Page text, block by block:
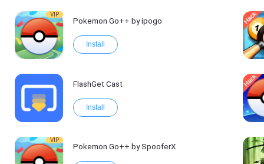
VIP
Pokemon Go++ by ipogo
Install
FlashGet Cast
Install
VIP
Pokemon Go++ by SpooferX